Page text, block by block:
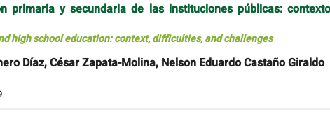
primaria y secundaria de las instituciones públicas:
high school education: context, difficulties, and challenges
Díaz, César Zapata-Molina, Nelson Eduardo Castaño Giraldo